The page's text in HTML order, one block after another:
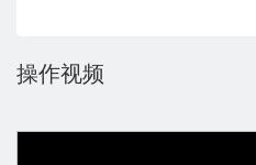
操作视频